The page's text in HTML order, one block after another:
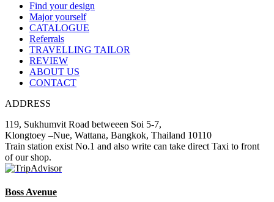
Find your design
Major yourself
CATALOGUE
Referrals
TRAVELLING TAILOR
REVIEW
ABOUT US
CONTACT
ADDRESS
119, Sukhumvit Road betweeen Soi 5-7,
Klongtoey –Nue, Wattana, Bangkok, Thailand 10110
Train station exist No.1 and also write can take direct Taxi to front
of our shop.
Boss Avenue